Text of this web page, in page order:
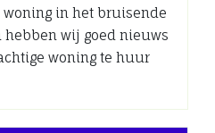
in het bruisende
hebben wij goed nieuws
woning te huur